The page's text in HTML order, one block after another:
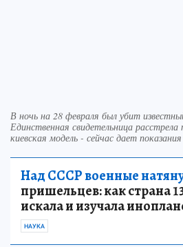
В ночь на 28 февраля был убит
Единственная свидетельница
киевская модель - сейчас дает показания
Над СССР военные
пришельцев: как страна
искала и изучала
НАУКА